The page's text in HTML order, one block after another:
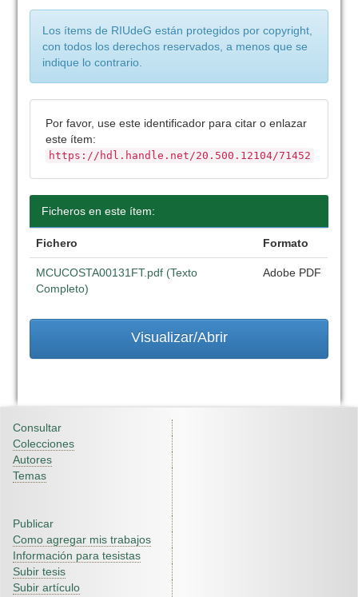
Los ítems de RIUdeG están protegidos por copyright,
con todos los derechos reservados, a menos que se
indique lo contrario.
Por favor, use este identificador para citar o enlazar
este ítem:
https://hdl.handle.net/20.500.12104/71452
Ficheros en este ítem:
Fichero Formato
MCUCOSTA00131FT.pdf (Texto
Completo)
Adobe PDF
Visualizar/Abrir
Consultar
Colecciones
Autores
Temas
Publicar
Como agregar mis trabajos
Información para tesistas
Subir tesis
Subir artículo